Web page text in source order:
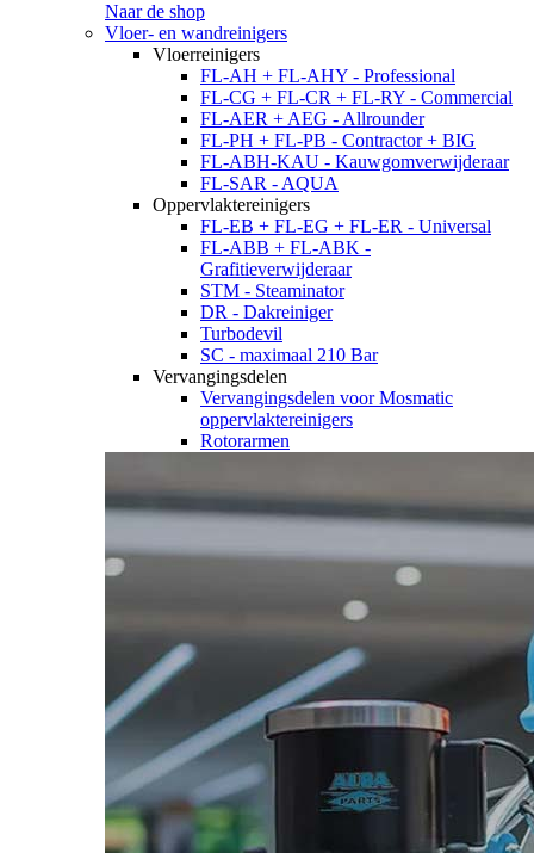
Naar de shop
Vloer- en wandreinigers
Vloerreinigers
FL-AH + FL-AHY - Professional
FL-CG + FL-CR + FL-RY - Commercial
FL-AER + AEG - Allrounder
FL-PH + FL-PB - Contractor + BIG
FL-ABH-KAU - Kauwgomverwijderaar
FL-SAR - AQUA
Oppervlaktereinigers
FL-EB + FL-EG + FL-ER - Universal
FL-ABB + FL-ABK -
Grafitieverwijderaar
STM - Steaminator
DR - Dakreiniger
Turbodevil
SC - maximaal 210 Bar
Vervangingsdelen
Vervangingsdelen voor Mosmatic
oppervlaktereinigers
Rotorarmen